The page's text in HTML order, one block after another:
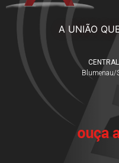
A UNIÃO
Blumenau/